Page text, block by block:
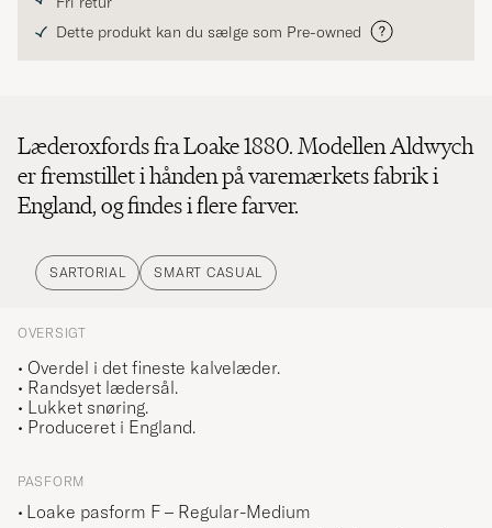
Dette produkt kan du sælge som Pre-owned
Læderoxfords fra Loake 1880. Modellen Aldwych
er fremstillet i hånden på varemærkets fabrik i
England, og findes i flere farver.
SARTORIAL SMART CASUAL
OVERSIGT
• Overdel i det fineste kalvelæder.
• Randsyet lædersål.
• Lukket snøring.
• Produceret i England.
PASFORM
Loake pasform F – Regular-Medium